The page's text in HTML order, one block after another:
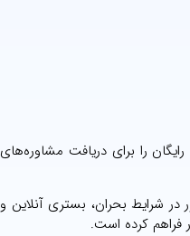
را برای دریافت مشاوره‌های
شرایط بحران، بستری آنلاین و
فراهم کرده است.